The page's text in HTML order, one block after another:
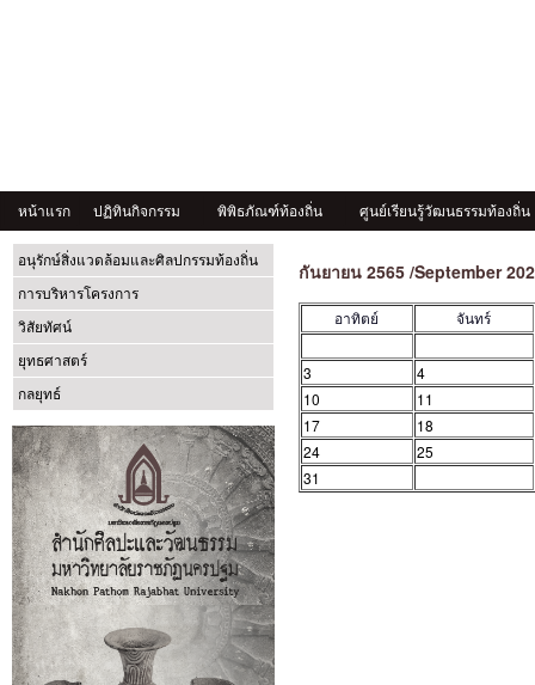
หน้าแรก ปฏิทินกิจกรรม พิพิธภัณฑ์ท้องถิ่น ศูนย์เรียนรู้วัฒนธรรมท้องถิ่น
อนุรักษ์สิ่งแวดล้อมและศิลปกรรมท้องถิ่น
การบริหารโครงการ
วิสัยทัศน์
ยุทธศาสตร์
กลยุทธ์
กันยายน 2565 /September
อาทิตย์ จันทร์
3
4
10
11
17
18
24
25
31